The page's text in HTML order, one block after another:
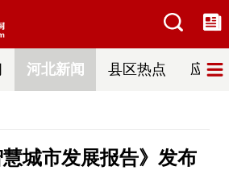
河北新闻 县区热点 应急
慧城市发展报告》发布